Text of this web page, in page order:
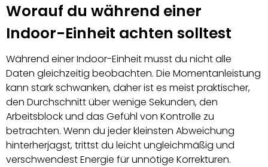
Worauf du während einer
Indoor-Einheit achten solltest
Während einer Indoor-Einheit musst du nicht alle
Daten gleichzeitig beobachten. Die Momentanleistung
kann stark schwanken, daher ist es meist praktischer,
den Durchschnitt über wenige Sekunden, den
Arbeitsblock und das Gefühl von Kontrolle zu
betrachten. Wenn du jeder kleinsten Abweichung
hinterherjagst, trittst du leicht ungleichmäßig und
verschwendest Energie für unnötige Korrekturen.